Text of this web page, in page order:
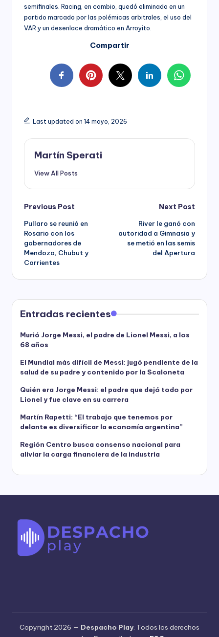
semifinales. Racing, en cambio, quedó eliminado en un
partido marcado por las polémicas arbitrales, el uso del
VAR y un desenlace dramático en Arroyito.
Compartir
Last updated on 14 mayo, 2026
Martín Sperati
View All Posts
Post
navigation
Previous Post
Pullaro se reunió en
Rosario con los
gobernadores de
Mendoza, Chubut y
Corrientes
Next Post
River le ganó con
autoridad a Gimnasia y
se metió en las semis
del Apertura
Entradas recientes
Murió Jorge Messi, el padre de Lionel Messi, a los
68 años
El Mundial más difícil de Messi: jugó pendiente de la
salud de su padre y contenido por la Scaloneta
Quién era Jorge Messi: el padre que dejó todo por
Lionel y fue clave en su carrera
Martín Rapetti: “El trabajo que tenemos por
delante es diversificar la economía argentina”
Región Centro busca consenso nacional para
aliviar la carga financiera de la industria
Copyright 2026 — Despacho Play. Todos los derechos